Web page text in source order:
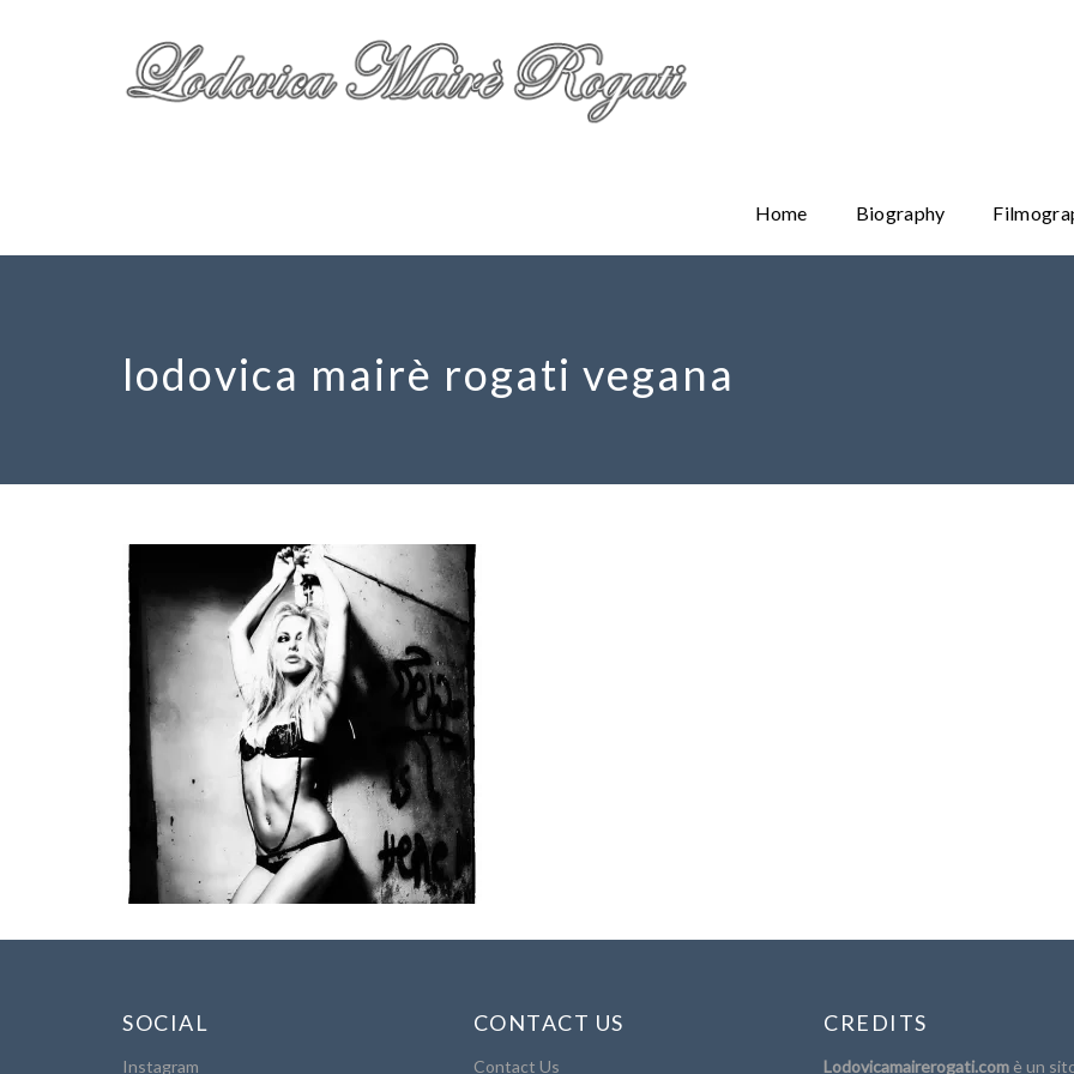
Home Biography
lodovica mairè rogati vegana
SOCIAL
Instagram
CONTACT US
Contact Us
CREDITS
Lodovicamairerogati.com è un